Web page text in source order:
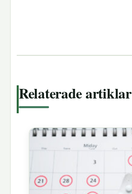
Relaterade artiklar